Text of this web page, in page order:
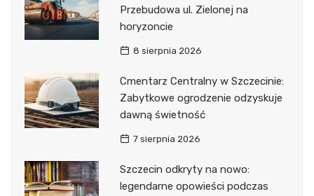
Przebudowa ul. Zielonej na
horyzoncie
8 sierpnia 2026
Cmentarz Centralny w Szczecinie:
Zabytkowe ogrodzenie odzyskuje
dawną świetność
7 sierpnia 2026
Szczecin odkryty na nowo:
legendarne opowieści podczas